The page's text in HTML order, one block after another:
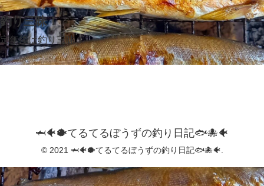
釣り三昧！
定年後は釣り三昧！
🦈🐠🐡てるてるぼうずの釣り日記🐟️🐙🐠
© 2021 🦈🐠🐡てるてるぼうずの釣り日記🐟️🐙🐠.